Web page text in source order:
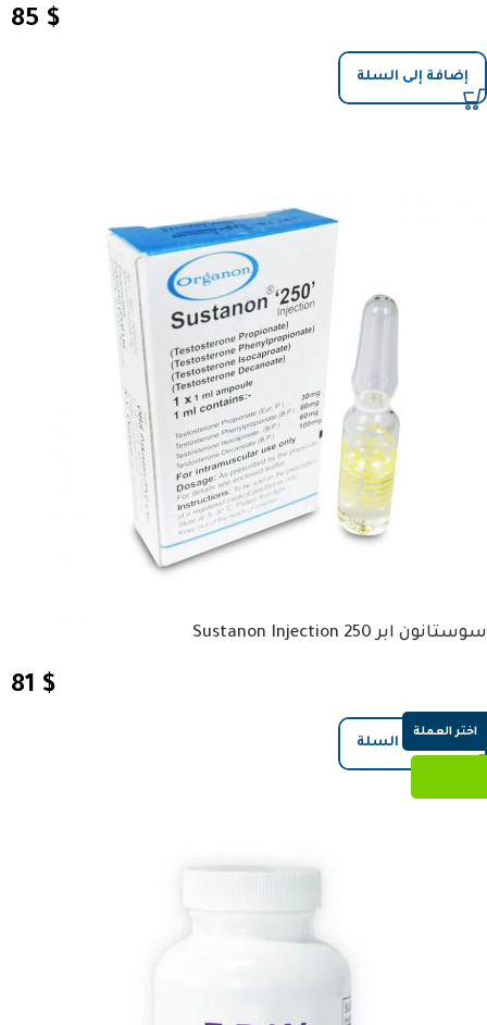
85 $
إضافة إلى السلة
سوستانون ابر Sustanon Injection 250
81 $
إضافة إلى السلة
اختر العملة